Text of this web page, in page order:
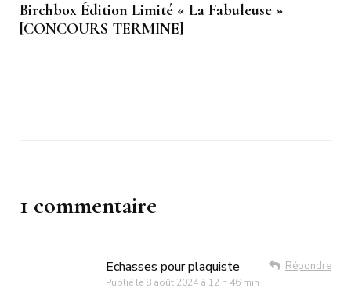
Birchbox Édition Limité « La Fabuleuse »
[CONCOURS TERMINE]
1 commentaire
Echasses pour plaquiste
Publié le 8 août 2024 à 12 h 46 min
Répondre